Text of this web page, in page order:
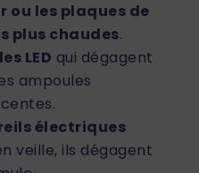
ou les plaques de
plus chaudes.
LED qui dégagent
ampoules
électriques
veille, ils dégagent